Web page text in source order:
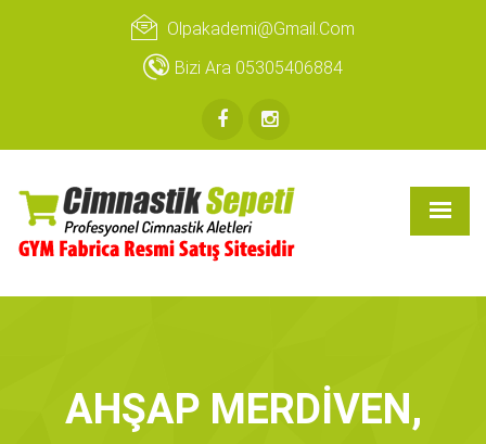
Olpakademi@gmail.com
Bizi Ara 05305406884
AHŞAP MERDİVEN,